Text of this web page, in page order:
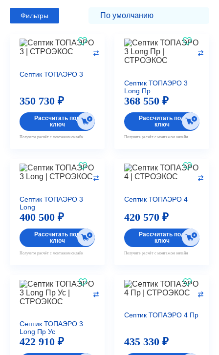
Фильтры
Септик ТОПАЭРО 3
350 730 ₽
Рассчитать под
ключ
Получите расчёт с монтажом онлайн
Септик ТОПАЭРО 3
Long Пр
368 550 ₽
Рассчитать под
ключ
Получите расчёт с монтажом онлайн
Септик ТОПАЭРО 3
Long
400 500 ₽
Рассчитать под
ключ
Получите расчёт с монтажом онлайн
Септик ТОПАЭРО 4
420 570 ₽
Рассчитать под
ключ
Получите расчёт с монтажом онлайн
Септик ТОПАЭРО 3
Long Пр Ус
422 910 ₽
Септик ТОПАЭРО 4 Пр
435 330 ₽